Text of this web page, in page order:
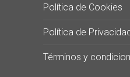
Política de Cookies
Política de
Términos y